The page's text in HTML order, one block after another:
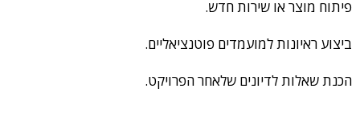
פיתוח מוצר או שירות חדש.
ביצוע ראיונות למועמדים פוטנציאליים.
הכנת שאלות לדיונים שלאחר הפרויקט.